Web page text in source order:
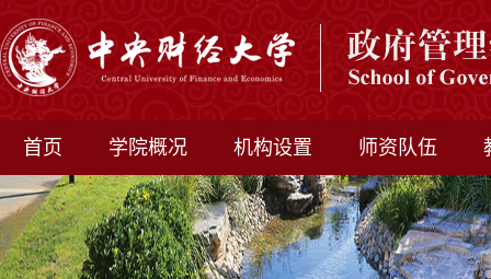
首页 学院概况 机构设置 师资队伍